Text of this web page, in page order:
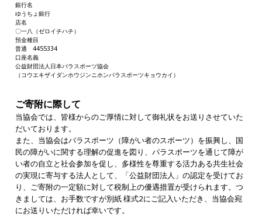
銀行名
ゆうちょ銀行
店名
〇一八（ゼロイチハチ）
預金種目
普通 4455334
口座名義
公益財団法人日本パラスポーツ協会
（コウエキザイダンホウジンニホンパラスポーツキョウカイ）
ご寄附に際して
当協会では、皆様からのご厚情に対して御礼状をお送りさせていた
だいております。
また、当協会はパラスポーツ（障がい者のスポーツ）を振興し、国
民の障がいに関する理解の促進を図り、パラスポーツを通じて障が
い者の自立と社会参加を促し、多様性を尊重する活力ある共生社会
の実現に寄与する法人として、「公益財団法人」の認定を受けてお
り、ご寄附の一定額に対して税制上の優遇措置が受けられます。つ
きましては、お手数ですが別紙 様式2にご記入いただき、当協会宛
にお送りいただければ幸いです。